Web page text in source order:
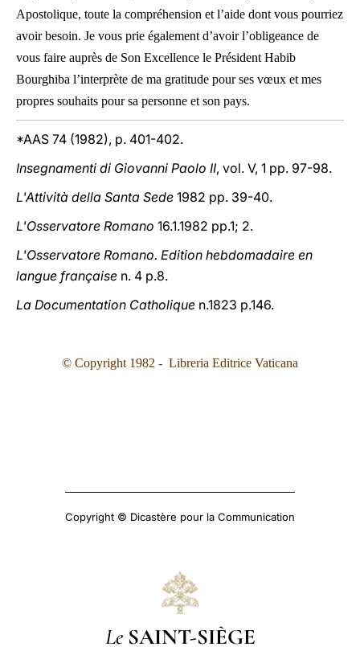
Apostolique, toute la compréhension et l’aide dont vous pourriez
avoir besoin. Je vous prie également d’avoir l’obligeance de
vous faire auprès de Son Excellence le Président Habib
Bourghiba l’interprète de ma gratitude pour ses vœux et mes
propres souhaits pour sa personne et son pays.
*AAS 74 (1982), p. 401-402.
Insegnamenti di Giovanni Paolo II, vol. V, 1 pp. 97-98.
L'Attività della Santa Sede 1982 pp. 39-40.
L'Osservatore Romano 16.1.1982 pp.1; 2.
L'Osservatore Romano. Edition hebdomadaire en
langue française n. 4 p.8.
La Documentation Catholique n.1823 p.146.
© Copyright 1982 - Libreria Editrice Vaticana
Copyright © Dicastère pour la Communication
Le SAINT-SIÈGE